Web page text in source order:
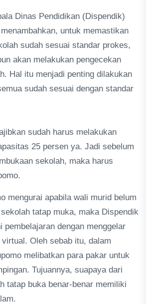
Dinas Pendidikan (Dispendik)
untuk memastikan
sudah sesuai standar prokes,
akan melakukan pengecekan
Hal itu menjadi penting dilakukan
sudah sesuai dengan standar
sudah harus melakukan
25 persen ya. Jadi sebelum
sekolah, maka harus
mengurai apabila wali murid belum
tatap muka, maka Dispendik
pembelajaran dengan menggelar
Oleh sebab itu, dalam
melibatkan para pakar untuk
Tujuannya, suapaya dari
tatap buka benar-benar memiliki